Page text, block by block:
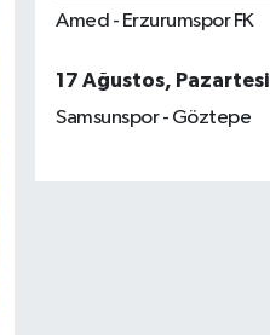
Amed - Erzurumspor FK
17 Ağustos, Pazartesi
Samsunspor - Göztepe